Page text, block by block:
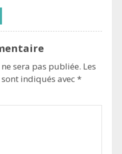
sera pas publiée. Les
indiqués avec*